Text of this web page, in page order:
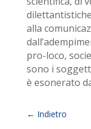
alla
pro-loco,
sono i
è esonerato
← Indietro